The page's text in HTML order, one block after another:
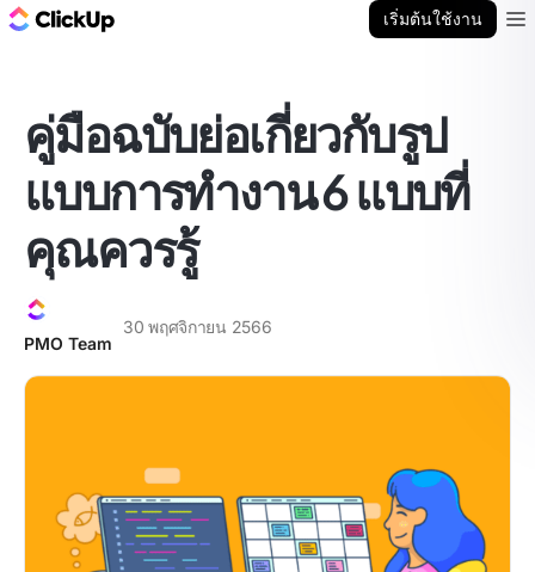
เริ่มต้นใช้งาน
คู่มือฉบับย่อเกี่ยวกับรูป
แบบการทำงาน 6 แบบที่
คุณควรรู้
PMO Team
30 พฤศจิกายน 2566